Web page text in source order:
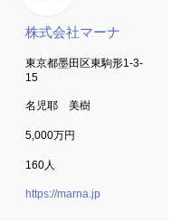
株式会社マーナ
東京都墨田区東駒形1-3-
15
名児耶 美樹
5,000万円
160人
https://marna.jp